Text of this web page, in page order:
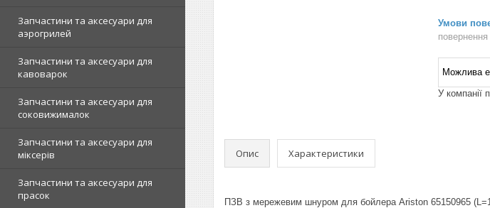
Запчастини та аксесуари для
аэрогрилей
Запчастини та аксесуари для
кавоварок
Запчастини та аксесуари для
соковижималок
Запчастини та аксесуари для
міксерів
Запчастини та аксесуари для
прасок
У компанії
Опис Характеристики
ПЗВ з мережевим шнуром для бойлера Ariston 65150965